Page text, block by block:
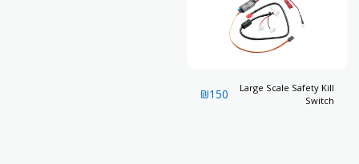
Large Scale Safety Kill
Switch
₪150